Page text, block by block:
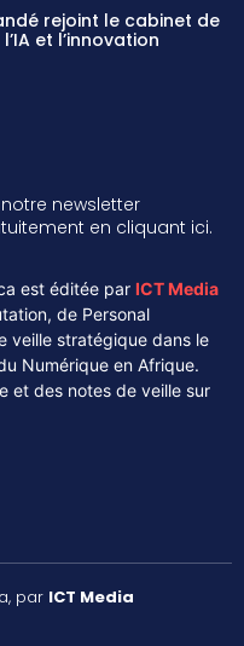
rejoint le cabinet de
et l’innovation
newsletter
en cliquant ici.
est éditée par ICT Media
de Personal
veille stratégique dans le
Numérique en Afrique.
et des notes de veille sur
par ICT Media